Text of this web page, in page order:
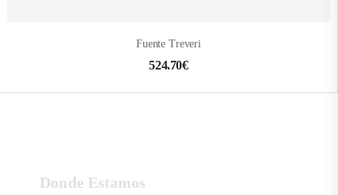
Fuente Treveri
524.70€
Donde Estamos